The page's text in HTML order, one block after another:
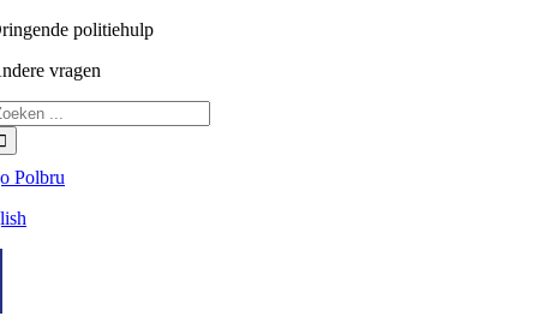
Ga
inhoud
politiehulp
vragen